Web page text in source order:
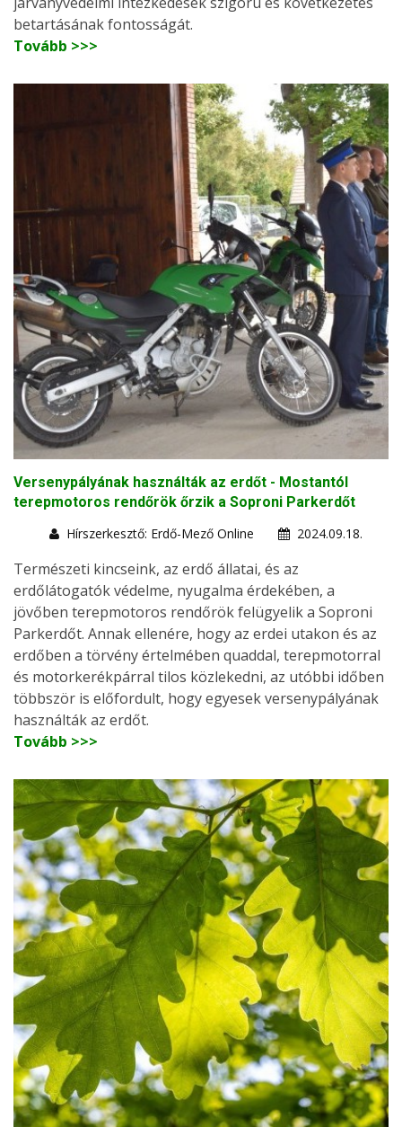
betartásának fontosságát.
Tovább >>>
Versenypályának használták az erdőt - Mostantól
terepmotoros rendőrök őrzik a Soproni Parkerdőt
Hírszerkesztő: Erdő-Mező Online
2024.09.18.
Természeti kincseink, az erdő állatai, és az
erdőlátogatók védelme, nyugalma érdekében, a
jövőben terepmotoros rendőrök felügyelik a Soproni
Parkerdőt. Annak ellenére, hogy az erdei utakon és az
erdőben a törvény értelmében quaddal, terepmotorral
és motorkerékpárral tilos közlekedni, az utóbbi időben
többször is előfordult, hogy egyesek versenypályának
használták az erdőt.
Tovább >>>